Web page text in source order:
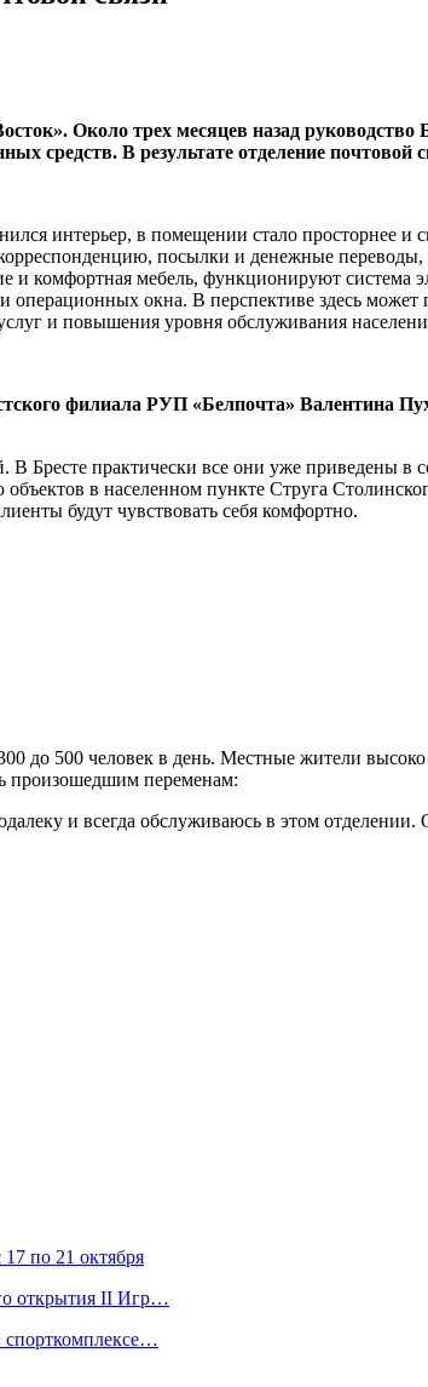
Около трех месяцев назад
средств. В результате отделение
интерьер, в помещении стало просторнее и
посылки и денежные
и комфортная мебель, функционируют система
окна. В перспективе здесь
и повышения уровня обслуживания
филиала РУП «Белпочта» Валентина
В Бресте практически все они уже приведены
в населенном пункте Струга
будут чувствовать себя комфортно.
до 500 человек в день. Местные жители
произошедшим переменам:
и всегда обслуживаюсь в этом
по 21 октября
открытия II Игр…
спорткомплексе…